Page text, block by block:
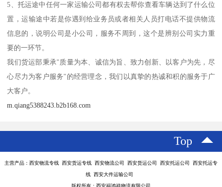
5、托运途中任何一家运输公司都有权去帮你查看车辆达到了什么位
置，运输途中若是你遇到给业务员或者相关人员打电话不提供物流
信息的，说明公司是小公司，服务不周到，这个是辨别公司实力重
要的一环节。
我们货运部秉承"质量为本、诚信为旨、致力创新、以客户为先，尽
心尽力为客户服务"的经营理念，我们以真挚的热诚和积的服务于广
大客户。
m.qiang5388243.b2b168.com
Top
主营产品：西安物流专线 西安货运专线 西安物流公司 西安货运公司 西安托运公司 西安托运专
线 西安大件运输公司